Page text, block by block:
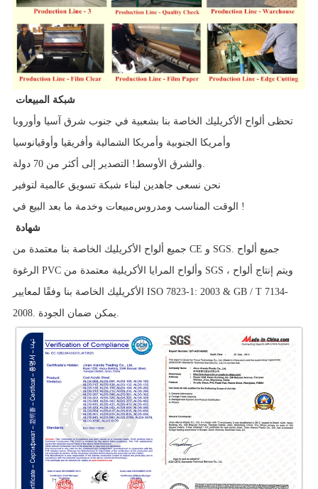
شبكة المبيعات
تحظى ألواح الأكريليك الخاصة بنا بشعبية في جنوب شرق آسيا وأوروبا
وأمريكا الجنوبية وأمريكا الشمالية وأفريقيا وأوقيانوسيا
نحن نسعى جاهدين لبناء شبكة تسويق عالمية لتوفير
مبيعات وخدمة ما بعد البيع في
!
شهادة
جميع ألواح الأكريليك الخاصة بنا معتمدة من CE و SGS. جميع ألواح
الرغوة PVC وألواح المرايا الأكريلية معتمدة من SGS ، ويتم إنتاج ألواح
الأكريليك الخاصة بنا وفقًا لمعايير ISO 7823-1: 2003 & GB / T 7134-